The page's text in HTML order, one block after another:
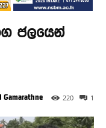
ජලයෙන්
Gamarathne 1
220